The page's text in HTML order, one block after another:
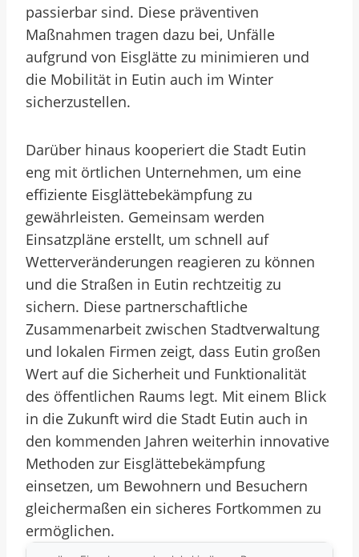
passierbar sind. Diese präventiven
Maßnahmen tragen dazu bei, Unfälle
aufgrund von Eisglätte zu minimieren und
die Mobilität in Eutin auch im Winter
sicherzustellen.
Darüber hinaus kooperiert die Stadt Eutin
eng mit örtlichen Unternehmen, um eine
effiziente Eisglättebekämpfung zu
gewährleisten. Gemeinsam werden
Einsatzpläne erstellt, um schnell auf
Wetterveränderungen reagieren zu können
und die Straßen in Eutin rechtzeitig zu
sichern. Diese partnerschaftliche
Zusammenarbeit zwischen Stadtverwaltung
und lokalen Firmen zeigt, dass Eutin großen
Wert auf die Sicherheit und Funktionalität
des öffentlichen Raums legt. Mit einem Blick
in die Zukunft wird die Stadt Eutin auch in
den kommenden Jahren weiterhin innovative
Methoden zur Eisglättebekämpfung
einsetzen, um Bewohnern und Besuchern
gleichermaßen ein sicheres Fortkommen zu
ermöglichen.